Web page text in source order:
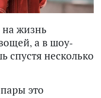
на жизнь
а в шоу-
спустя несколько
это